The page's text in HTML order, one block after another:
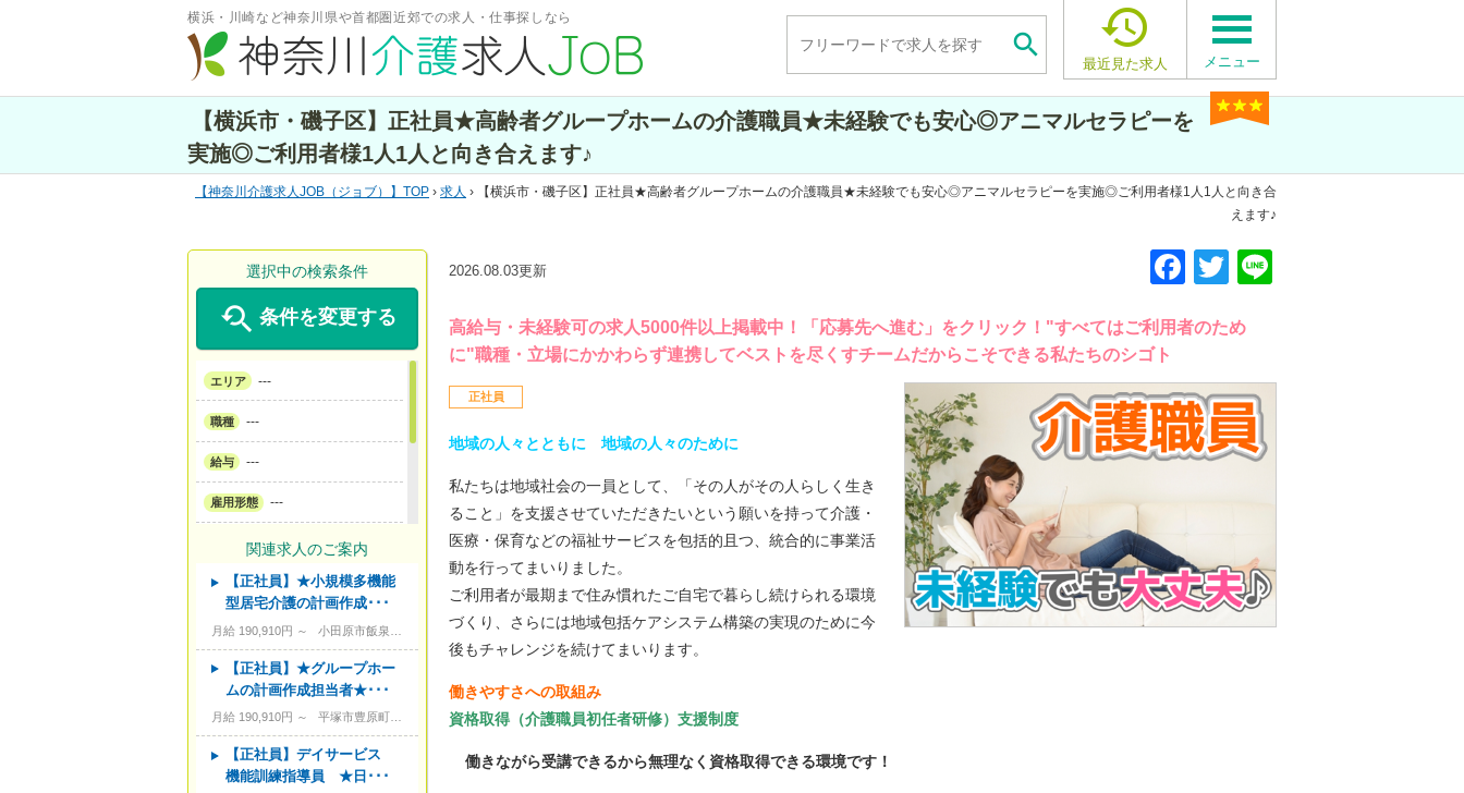
横浜・川崎など神奈川県や首都圏近郊での求人・仕事探しなら
 
最近見た求人 メニュー
【横浜市・磯子区】正社員★高齢者グループホームの介護職員★未経験でも安心◎アニマルセラピーを
実施◎ご利用者様1人1人と向き合えます♪
神奈川介護求人JOB（ジョブ） TOP › 求人 › 【横浜市・磯子区】正社員★高齢者グループホームの介護職員★未経験でも安心◎アニマルセラピーを実施◎ご利用者様1人1人と向き合
えます♪
2026.08.03更新
高給与・未経験可の求人5000件以上掲載中！「応募先へ進む」をクリック！"すべてはご利用者のため
に"職種・立場にかかわらず連携してベストを尽くすチームだからこそできる私たちのシゴト
正社員
F
c
b
o
T
tt
地域の人々とともに 地域の人々のために
私たちは地域社会の一員として、「その人がその人らしく生き
ること」を支援させていただきたいという願いを持って介護・
医療・保育などの福祉サービスを包括的且つ、統合的に事業活
動を行ってまいりました。
ご利用者が最期まで住み慣れたご自宅で暮らし続けられる環境
づくり、さらには地域包括ケアシステム構築の実現のために今
後もチャレンジを続けてまいります。
働きやすさへの取組み
資格取得（介護職員初任者研修）支援制度
働きながら受講できるから無理なく資格取得できる環境です！
F
c
b
o
T
tt
F
c
b
o
T
tt
選択中の検索条件
 条件を変更する
エリア ---
職種 ---
給与 ---
雇用形態 ---
サービス形態 ---
資格 ---
こだわり条件
キーワード ---
関連求人のご案内
【正社員】★小規模多機能
型居宅介護の計画作成･･･
月給 190,910円 ～ 小田原市飯泉1070-1
【正社員】★グループホー
ムの計画作成担当者★･･･
月給 190,910円 ～ 平塚市豊原町14-17
【正社員】デイサービス
機能訓練指導員 ★日･･･